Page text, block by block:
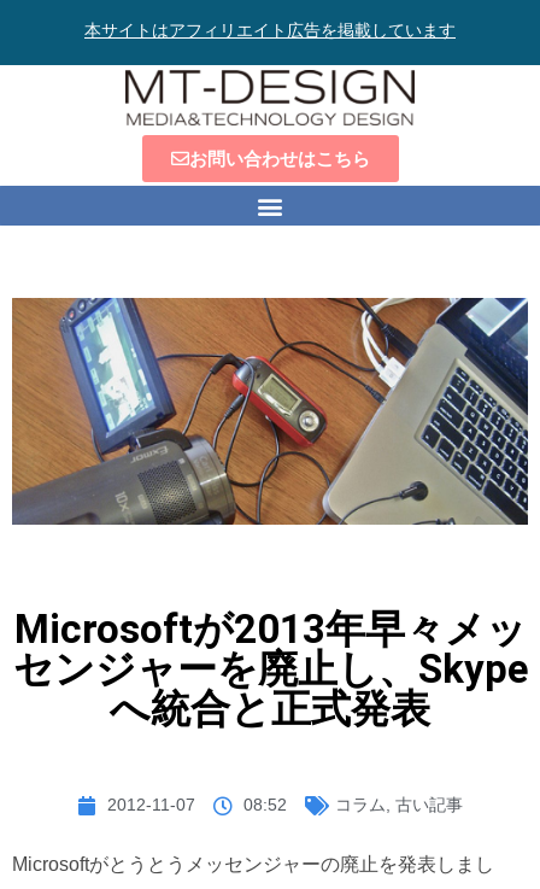
本サイトはアフィリエイト広告を掲載しています
お問い合わせはこちら
Microsoftが2013年早々メッ
センジャーを廃止し、Skype
へ統合と正式発表
2012-11-07 08:52 コラム 古い記事
Microsoftがとうとうメッセンジャーの廃止を発表しまし